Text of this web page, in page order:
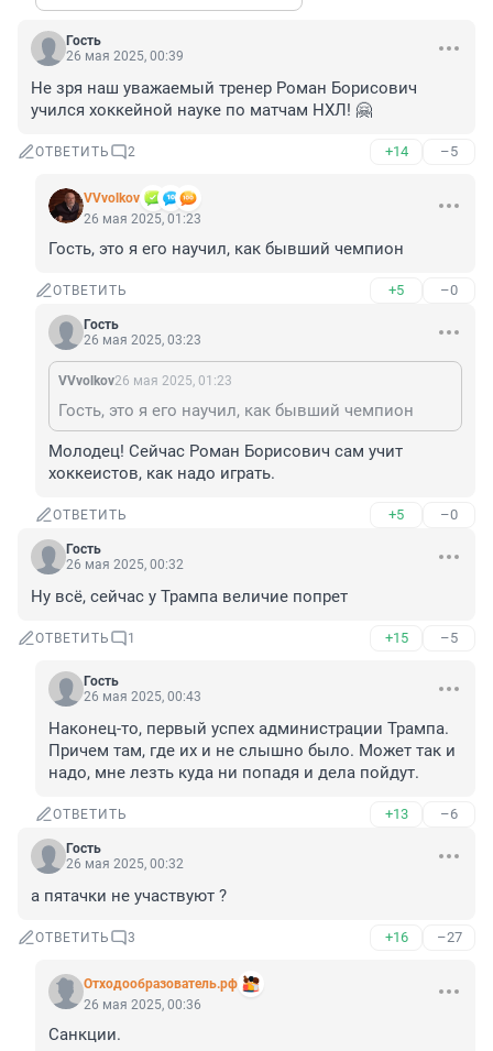
Гость
26 мая 2025, 00:39
Не зря наш уважаемый тренер Роман Борисович
учился хоккейной науке по матчам НХЛ! 🤗
ОТВЕТИТЬ 2 +14 –5
VVvolkov
26 мая 2025, 01:23
Гость, это я его научил, как бывший чемпион
ОТВЕТИТЬ +5 –0
Гость
26 мая 2025, 03:23
VVvolkov26 мая 2025, 01:23
Гость, это я его научил, как бывший чемпион
Молодец! Сейчас Роман Борисович сам учит
хоккеистов, как надо играть.
ОТВЕТИТЬ +5 –0
Гость
26 мая 2025, 00:32
Ну всё, сейчас у Трампа величие попрет
ОТВЕТИТЬ 1 +15 –5
Гость
26 мая 2025, 00:43
Наконец-то, первый успех администрации Трампа.
Причем там, где их и не слышно было. Может так и
надо, мне лезть куда ни попадя и дела пойдут.
ОТВЕТИТЬ +13 –6
Гость
26 мая 2025, 00:32
а пятачки не участвуют ?
ОТВЕТИТЬ 3 +16 –27
Отходообразователь.рф
26 мая 2025, 00:36
Санкции.